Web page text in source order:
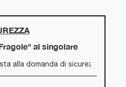
al singolare